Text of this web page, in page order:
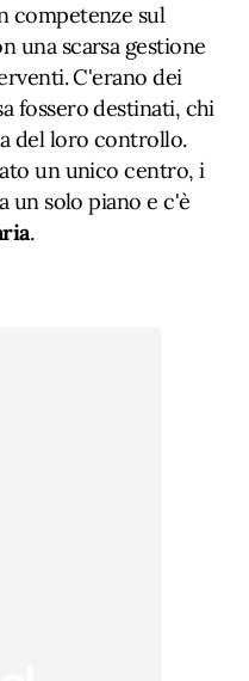
competenze sul
una scarsa gestione
C'erano dei
fossero destinati, chi
del loro controllo.
un unico centro, i
un solo piano e c'è
.